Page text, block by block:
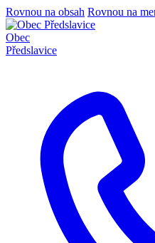
Rovnou na obsah Rovnou na
Obec
Předslavice